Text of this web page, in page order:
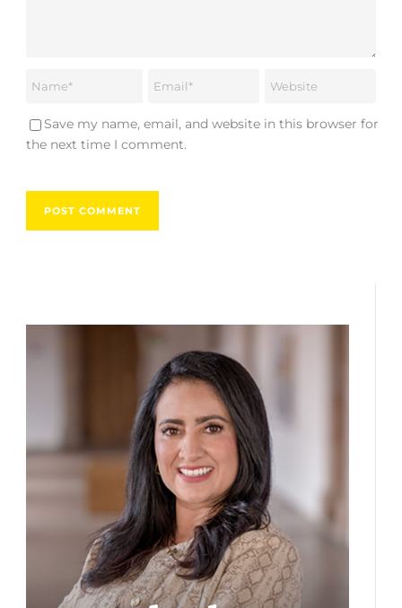
Save my name, email, and website in this browser for
the next time I comment.